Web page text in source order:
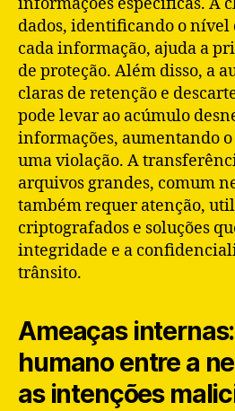
informações específicas. A
dados, identificando o nível
cada informação, ajuda a
de proteção. Além disso, a
claras de retenção e
pode levar ao acúmulo
informações, aumentando o
uma violação. A
arquivos grandes, comum
também requer atenção,
criptografados e soluções
integridade e a
trânsito.
Ameaças
humano entre a
as intenções